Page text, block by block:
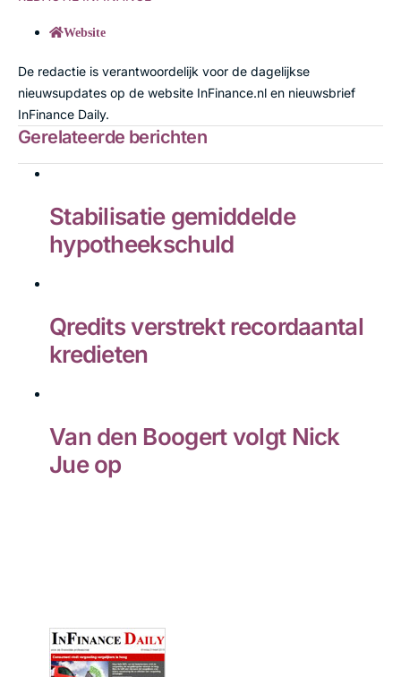
Website
De redactie is verantwoordelijk voor de dagelijkse
nieuwsupdates op de website InFinance.nl en nieuwsbrief
InFinance Daily.
Gerelateerde berichten
Stabilisatie gemiddelde
hypotheekschuld
Qredits verstrekt recordaantal
kredieten
Van den Boogert volgt Nick
Jue op